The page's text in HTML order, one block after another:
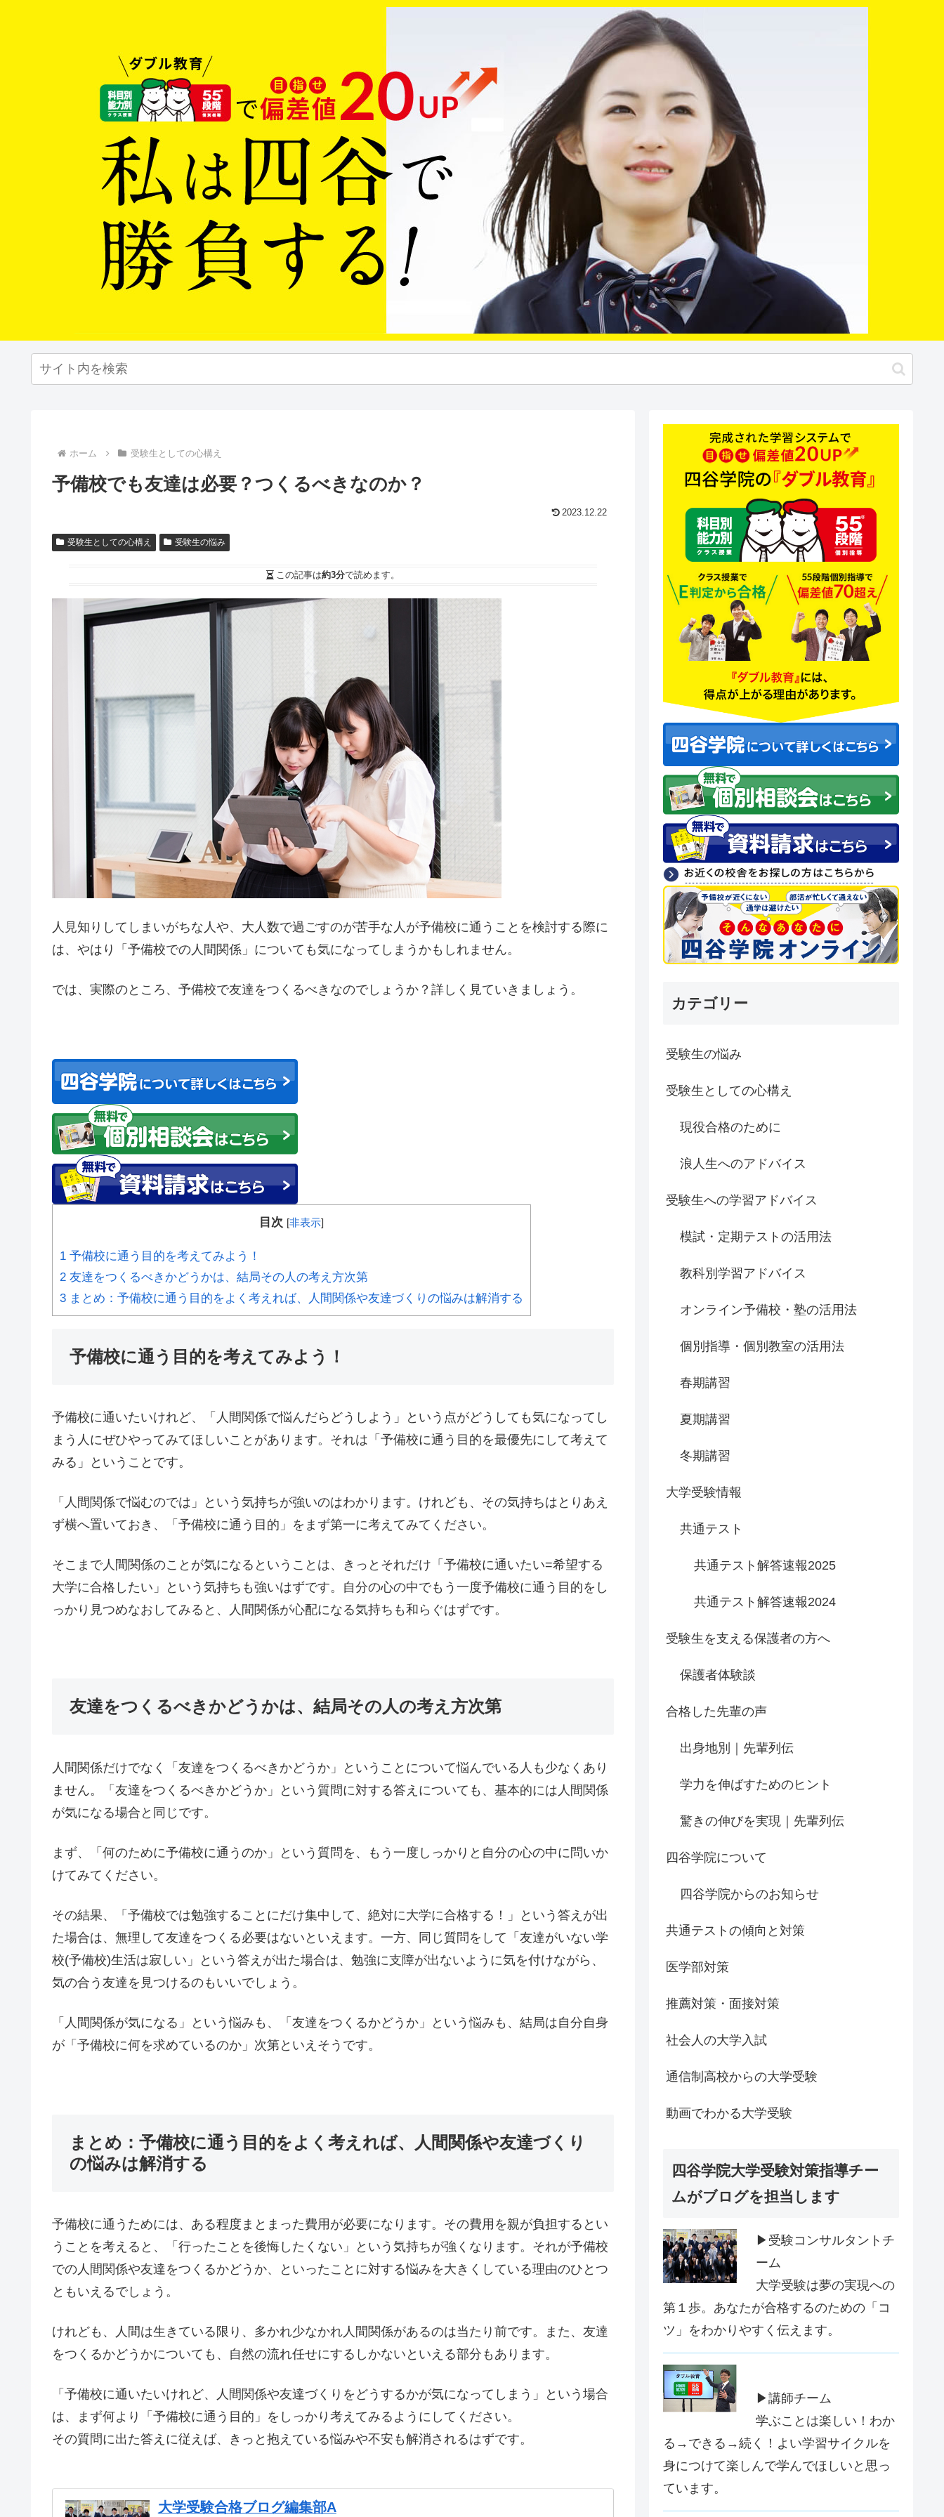
ホーム 受験生としての心構え
予備校でも友達は必要？つくるべきなのか？
2023.12.22
受験生としての心構え 受験生の悩み
この記事は約3分で読めます。
人見知りしてしまいがちな人や、大人数で過ごすのが苦手な人が予備校に通うことを検討する際に
は、やはり「予備校での人間関係」についても気になってしまうかもしれません。
では、実際のところ、予備校で友達をつくるべきなのでしょうか？詳しく見ていきましょう。
目次 [非表示]
1 予備校に通う目的を考えてみよう！
2 友達をつくるべきかどうかは、結局その人の考え方次第
3 まとめ：予備校に通う目的をよく考えれば、人間関係や友達づくりの悩みは解消する
予備校に通う目的を考えてみよう！
予備校に通いたいけれど、「人間関係で悩んだらどうしよう」という点がどうしても気になってし
まう人にぜひやってみてほしいことがあります。それは「予備校に通う目的を最優先にして考えて
みる」ということです。
「人間関係で悩むのでは」という気持ちが強いのはわかります。けれども、その気持ちはとりあえ
ず横へ置いておき、「予備校に通う目的」をまず第一に考えてみてください。
そこまで人間関係のことが気になるということは、きっとそれだけ「予備校に通いたい=希望する
大学に合格したい」という気持ちも強いはずです。自分の心の中でもう一度予備校に通う目的をし
っかり見つめなおしてみると、人間関係が心配になる気持ちも和らぐはずです。
友達をつくるべきかどうかは、結局その人の考え方次第
人間関係だけでなく「友達をつくるべきかどうか」ということについて悩んでいる人も少なくあり
ません。「友達をつくるべきかどうか」という質問に対する答えについても、基本的には人間関係
が気になる場合と同じです。
まず、「何のために予備校に通うのか」という質問を、もう一度しっかりと自分の心の中に問いか
けてみてください。
その結果、「予備校では勉強することにだけ集中して、絶対に大学に合格する！」という答えが出
た場合は、無理して友達をつくる必要はないといえます。一方、同じ質問をして「友達がいない学
校(予備校)生活は寂しい」という答えが出た場合は、勉強に支障が出ないように気を付けながら、
気の合う友達を見つけるのもいいでしょう。
「人間関係が気になる」という悩みも、「友達をつくるかどうか」という悩みも、結局は自分自身
が「予備校に何を求めているのか」次第といえそうです。
まとめ：予備校に通う目的をよく考えれば、人間関係や友達づくり
の悩みは解消する
予備校に通うためには、ある程度まとまった費用が必要になります。その費用を親が負担するとい
うことを考えると、「行ったことを後悔したくない」という気持ちが強くなります。それが予備校
での人間関係や友達をつくるかどうか、といったことに対する悩みを大きくしている理由のひとつ
ともいえるでしょう。
けれども、人間は生きている限り、多かれ少なかれ人間関係があるのは当たり前です。また、友達
をつくるかどうかについても、自然の流れ任せにするしかないといえる部分もあります。
「予備校に通いたいけれど、人間関係や友達づくりをどうするかが気になってしまう」という場合
は、まず何より「予備校に通う目的」をしっかり考えてみるようにしてください。
その質問に出た答えに従えば、きっと抱えている悩みや不安も解消されるはずです。
大学受験合格ブログ編集部A
カテゴリー
受験生の悩み
受験生としての心構え
現役合格のために
浪人生へのアドバイス
受験生への学習アドバイス
模試・定期テストの活用法
教科別学習アドバイス
オンライン予備校・塾の活用法
個別指導・個別教室の活用法
春期講習
夏期講習
冬期講習
大学受験情報
共通テスト
共通テスト解答速報2025
共通テスト解答速報2024
受験生を支える保護者の方へ
保護者体験談
合格した先輩の声
出身地別｜先輩列伝
学力を伸ばすためのヒント
驚きの伸びを実現｜先輩列伝
四谷学院について
四谷学院からのお知らせ
共通テストの傾向と対策
医学部対策
推薦対策・面接対策
社会人の大学入試
通信制高校からの大学受験
動画でわかる大学受験
四谷学院大学受験対策指導チー
ムがブログを担当します
▶受験コンサルタントチ
ーム
大学受験は夢の実現への
第１歩。あなたが合格するのための「コ
ツ」をわかりやすく伝えます。
▶講師チーム
学ぶことは楽しい！わか
る→できる→続く！よい学習サイクルを
身につけて楽しんで学んでほしいと思っ
ています。